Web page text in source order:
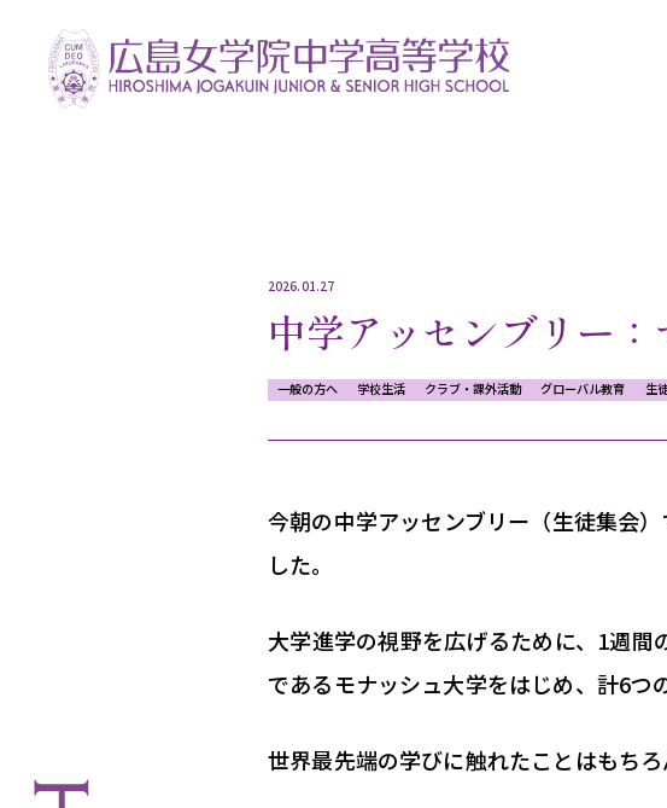
2026.01.27
中学アッセンブリー
一般の方へ 学校生活 クラブ・課外活動 グローバル教育 生
今朝の中学アッセンブリー（生徒集会
した。
大学進学の視野を広げるために、1週
であるモナッシュ大学をはじめ、計6つ
世界最先端の学びに触れたことはもち